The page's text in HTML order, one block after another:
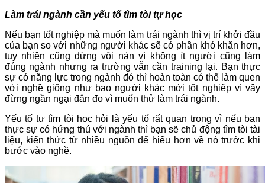
Làm trái ngành cần yếu tố tìm tòi tự học
Nếu bạn tốt nghiệp mà muốn làm trái ngành thì vị trí khởi đầu
của bạn so với những người khác sẽ có phần khó khăn hơn,
tuy nhiên cũng đừng vội nản vì không ít người cũng làm
đúng ngành nhưng ra trường vẫn cần training lại. Bạn thực
sự có năng lực trong ngành đó thì hoàn toàn có thể làm quen
với nghề giống như bao người khác mới tốt nghiệp vì vậy
đừng ngần ngại đắn đo vì muốn thử làm trái ngành.
Yếu tố tự tìm tòi học hỏi là yếu tố rất quan trọng vì nếu bạn
thực sự có hứng thú với ngành thì bạn sẽ chủ động tìm tòi tài
liệu, kiến thức từ nhiều nguồn để hiểu hơn về nó trước khi
bước vào nghề.